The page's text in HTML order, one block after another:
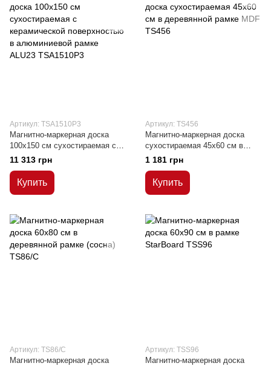
Артикул: TSA1510P3
Магнитно-маркерная доска
100x150 см сухостираемая с
керамической поверхностью в
алюминиевой рамке ALU23
11 313 грн
Купить
Артикул: TS456
Магнитно-маркерная доска
сухостираемая 45x60 см в
деревянной рамке MDF
1 181 грн
Купить
Артикул: TS86/C
Магнитно-маркерная доска
Артикул: TSS96
Магнитно-маркерная доска